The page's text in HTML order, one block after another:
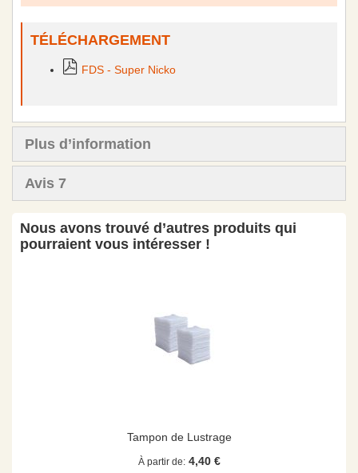
TÉLÉCHARGEMENT
FDS - Super Nicko
Plus d’information
Avis 7
Nous avons trouvé d’autres produits qui
pourraient vous intéresser !
Tampon de Lustrage
À partir de 4,40 €